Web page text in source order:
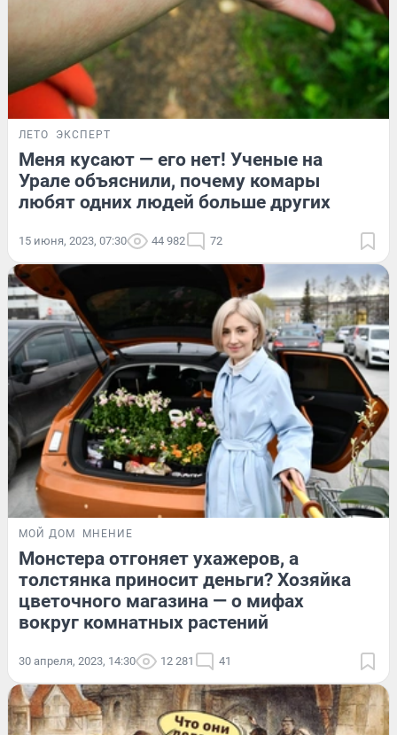
ЛЕТО ЭКСПЕРТ
Меня кусают — его нет! Ученые на
Урале объяснили, почему комары
любят одних людей больше других
15 июня, 2023, 07:30 44 982 72
МОЙ ДОМ МНЕНИЕ
Монстера отгоняет ухажеров, а
толстянка приносит деньги? Хозяйка
цветочного магазина — о мифах
вокруг комнатных растений
30 апреля, 2023, 14:30 12 281 41